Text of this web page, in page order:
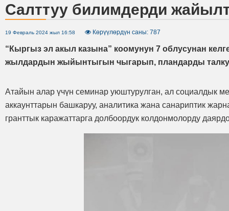
Салттуу билимдерди
19 Февраль 2024 жыл 16:58 Көрүүлөрдүн саны: 787
“Кыргыз эл акыл казына” коомунун 7 облусунан
жылдардын жыйынтыгын чыгарып, пландарды
Атайын алар үчүн семинар уюштурулган, ал социалдык
аккаунттарын башкаруу, аналитика жана санариптик
гранттык каражаттарга долбоордук колдонмолорду